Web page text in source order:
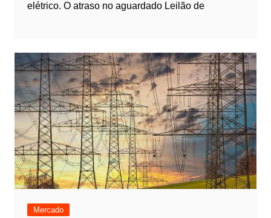
elétrico. O atraso no aguardado Leilão de
Mercado